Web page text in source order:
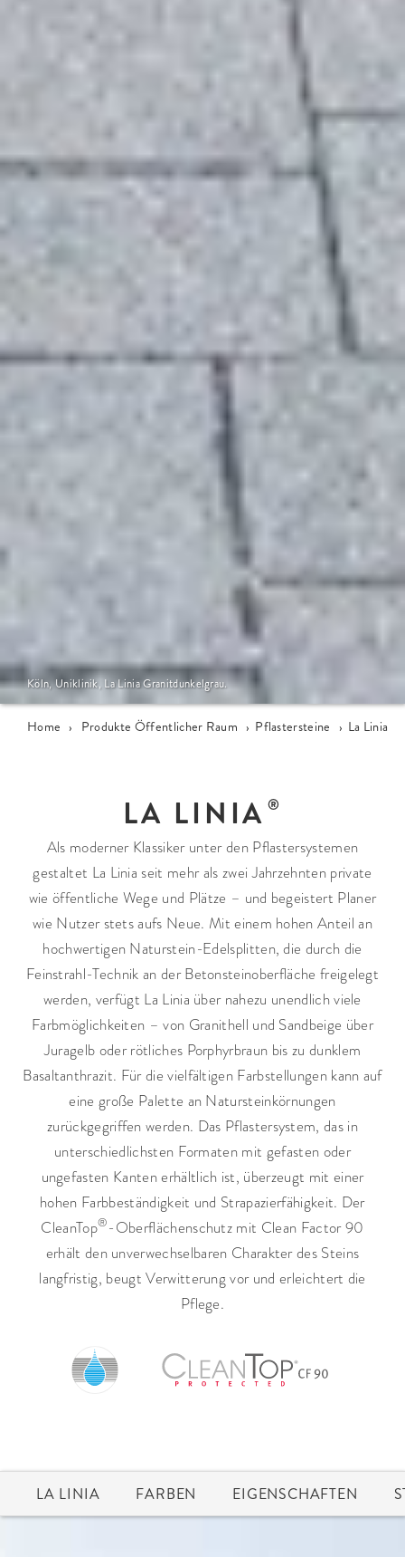
Köln, Uniklinik, La Linia Granitdunkelgrau.
Home › Produkte Öffentlicher Raum › Pflastersteine › La Linia
LA LINIA
Als moderner Klassiker unter den Pflastersystemen
gestaltet La Linia seit mehr als zwei Jahrzehnten private
wie öffentliche Wege und Plätze – und begeistert Planer
wie Nutzer stets aufs Neue. Mit einem hohen Anteil an
hochwertigen Naturstein-Edelsplitten, die durch die
Feinstrahl-Technik an der Betonsteinoberfläche freigelegt
werden, verfügt La Linia über nahezu unendlich viele
Farbmöglichkeiten – von Granithell und Sandbeige über
Juragelb oder rötliches Porphyrbraun bis zu dunklem
Basaltanthrazit. Für die vielfältigen Farbstellungen kann auf
eine große Palette an Natursteinkörnungen
zurückgegriffen werden. Das Pflastersystem, das in
unterschiedlichsten Formaten mit gefasten oder
ungefasten Kanten erhältlich ist, überzeugt mit einer
hohen Farbbeständigkeit und Strapazierfähigkeit. Der
CleanTop®-Oberflächenschutz mit Clean Factor 90
erhält den unverwechselbaren Charakter des Steins
langfristig, beugt Verwitterung vor und erleichtert die
Pflege.
LA LINIA FARBEN EIGENSCHAFTEN